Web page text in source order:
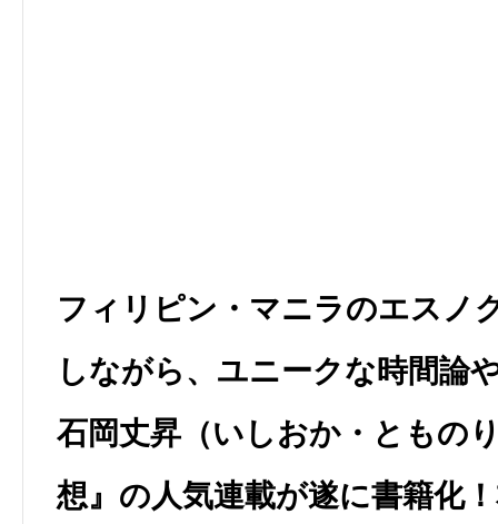
フィリピン・マニラのエスノ
しながら、ユニークな時間論
石岡丈昇（いしおか・ともの
想』の人気連載が遂に書籍化